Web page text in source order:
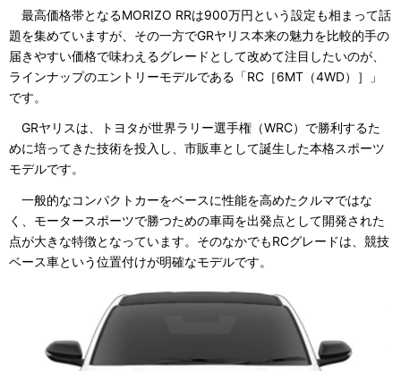
最高価格帯となるMORIZO RRは900万円という設定も相まって話
題を集めていますが、その一方でGRヤリス本来の魅力を比較的手の
届きやすい価格で味わえるグレードとして改めて注目したいのが、
ラインナップのエントリーモデルである「RC［6MT（4WD）］」
です。
GRヤリスは、トヨタが世界ラリー選手権（WRC）で勝利するた
めに培ってきた技術を投入し、市販車として誕生した本格スポーツ
モデルです。
一般的なコンパクトカーをベースに性能を高めたクルマではな
く、モータースポーツで勝つための車両を出発点として開発された
点が大きな特徴となっています。そのなかでもRCグレードは、競技
ベース車という位置付けが明確なモデルです。